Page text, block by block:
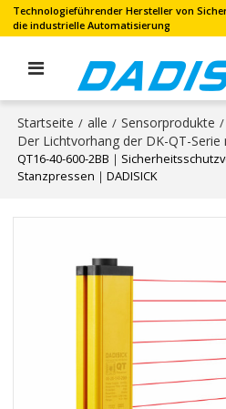
Technologieführender Hersteller von
die industrielle Automatisierung
Startseite / alle / Sensorprodukte /
Der Lichtvorhang der DK-QT-
QT16-40-600-2BB｜
Stanzpressen｜DADISICK